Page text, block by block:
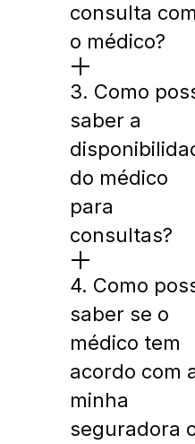
consulta
o médico?
3. Como
saber a
do médico
para
consultas?
4. Como
saber se o
médico tem
acordo com
minha
seguradora